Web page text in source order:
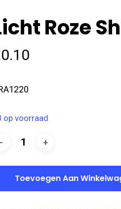
Roze
0.10
op voorraad
Toevoegen Aan